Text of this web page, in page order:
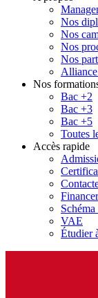
Nos
Nos
Nos
Nos
Nos
Bac +2
Bac +3
Bac +5
Toutes
Accès rapide
Schéma
VAE
Étudier